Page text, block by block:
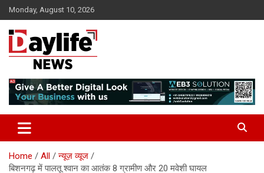
Skip
to
content
Monday, August 10, 2026
daylifenews
Home All
न्यूज़ व्यूज
बिशनगढ़ में पालतू श्वान का आतंक 8 ग्रामीण और 20 मवेशी घायल